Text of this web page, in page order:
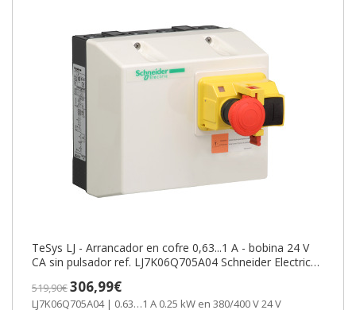
TeSys LJ - Arrancador en cofre 0,63...1 A - bobina 24 V
CA sin pulsador ref. LJ7K06Q705A04 Schneider Electric
519,90€306,99€
LJ7K06Q705A04 | 0.63…1 A 0.25 kW en 380/400 V 24 V